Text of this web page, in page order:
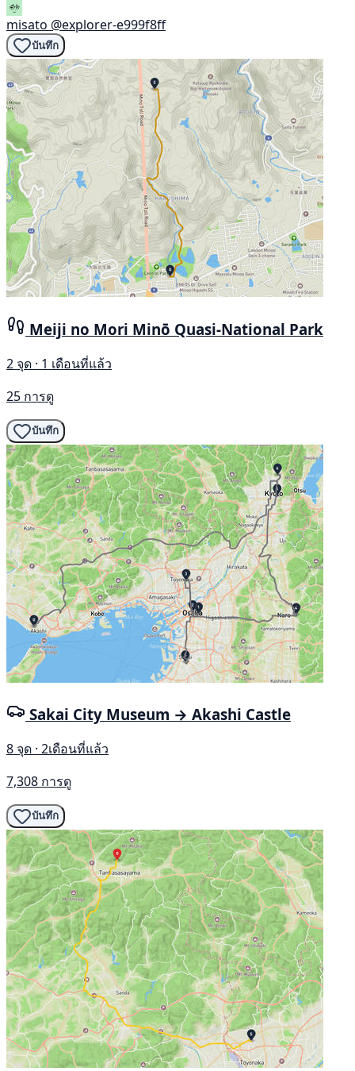
misato @explorer-e999f8ff
บันทึก
Meiji no Mori Minō Quasi-National Park
2 จุด · 1 เดือนที่แล้ว
25 การดู
บันทึก
Sakai City Museum → Akashi Castle
8 จุด · 2เดือนที่แล้ว
7,308 การดู
บันทึก